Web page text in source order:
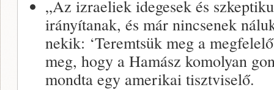
„Az izraeliek idegesek és
irányítanak, és már nincsenek
nekik: ‘Teremtsük meg a
meg, hogy a Hamász komolyan
mondta egy amerikai tisztviselő.